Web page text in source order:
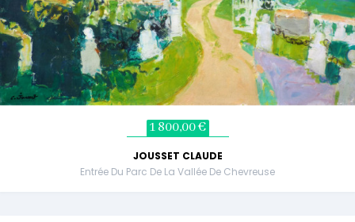
1 800,00 €
JOUSSET CLAUDE
Entrée Du Parc De La Vallée De Chevreuse